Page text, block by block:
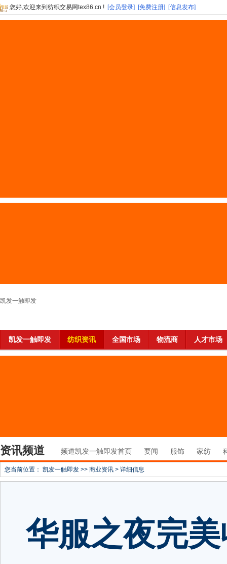
您好,欢迎来到纺织交易网tex86.cn ! [会员登录] [免费注册] [信息发布]
凯发一触即发
凯发一触即发 纺织资讯 全国市场 物流商 人才市场
资讯频道 频道凯发一触即发首页 要闻 服饰 家纺
您当前位置： 凯发一触即发 >> 商业资讯 > 详细信息
华服之夜完